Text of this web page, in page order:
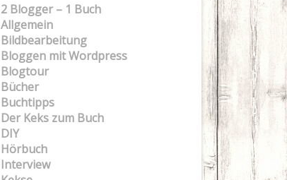
2 Blogger – 1 Buch
Allgemein
Bildbearbeitung
Bloggen mit Wordpress
Blogtour
Bücher
Buchtipps
Der Keks zum Buch
DIY
Hörbuch
Interview